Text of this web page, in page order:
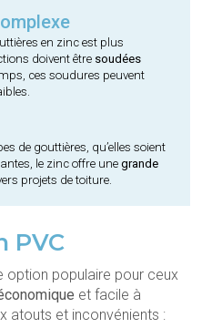
en zinc est plus
doivent être soudées
ces soudures peuvent
de gouttières, qu’elles soient
le zinc offre unegrande
projets de toiture.
PVC
option populaire pour ceux
et facile à
atouts et inconvénients :